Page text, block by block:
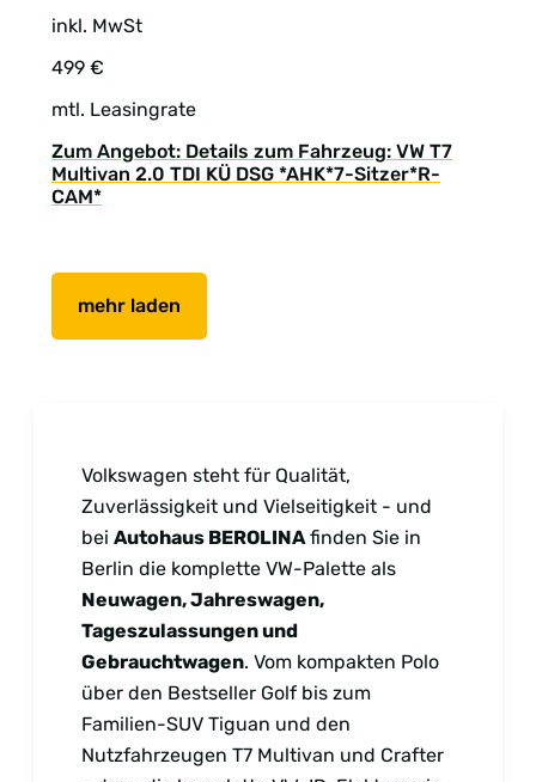
inkl. MwSt
499 €
mtl. Leasingrate
Zum Angebot: Details zum Fahrzeug: VW T7
Multivan 2.0 TDI KÜ DSG *AHK*7-Sitzer*R-
CAM*
mehr laden
Volkswagen steht für Qualität,
Zuverlässigkeit und Vielseitigkeit - und
bei Autohaus BEROLINA finden Sie in
Berlin die komplette VW-Palette als
Neuwagen, Jahreswagen,
Tageszulassungen und
Gebrauchtwagen. Vom kompakten Polo
über den Bestseller Golf bis zum
Familien-SUV Tiguan und den
Nutzfahrzeugen T7 Multivan und Crafter